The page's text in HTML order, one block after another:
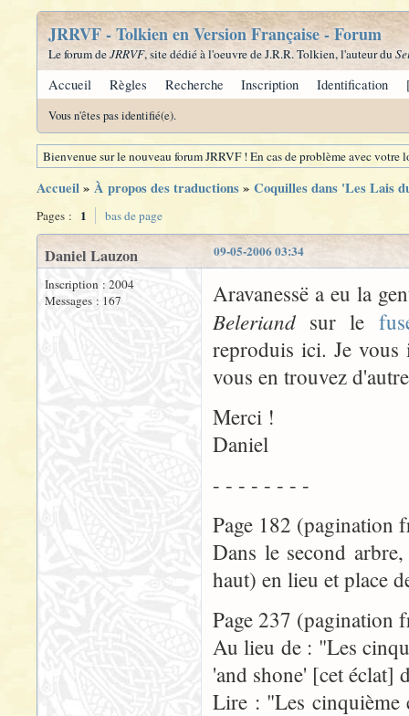
JRRVF - Tolkien en Version Française - Forum
Le forum deJRRVF, site dédié à l'oeuvre de J.R.R. Tolkien, l'auteur du
Accueil Règles Recherche Inscription Identification
Vous n'êtes pas identifié(e).
Bienvenue sur le nouveau forum JRRVF ! En cas de problème avec
Accueil» À propos des traductions» Coquilles dans 'Les Lais
Pages : 1 bas de page
09-05-2006 03:34
Daniel Lauzon
Inscription : 2004
Messages : 167
Aravanessë a eu la
Beleriand sur le
reproduis ici. Je vous
vous en trouvez
Merci !
Daniel
- - - - - - - -
Page 182 (pagination
Dans le second
haut) en lieu et place
Page 237 (pagination
Au lieu de : "Les
'and shone' [cet éclat]
Lire : "Les cinquième